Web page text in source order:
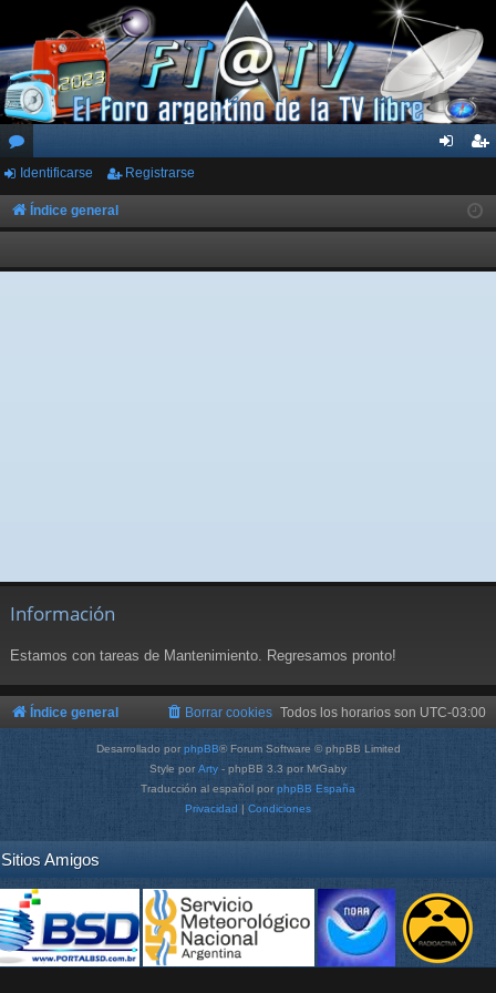
or
os
ar
ist
rs
Identificarse Registrarse
Índice general
Información
Estamos con tareas de Mantenimiento. Regresamos pronto!
Índice general Todos los horarios son UTC-03:00
Borrar cookies
Desarrollado por phpBB® Forum Software © phpBB Limited
Style por Arty - phpBB 3.3 por MrGaby
Traducción al español por phpBB España
Privacidad | Condiciones
Sitios Amigos